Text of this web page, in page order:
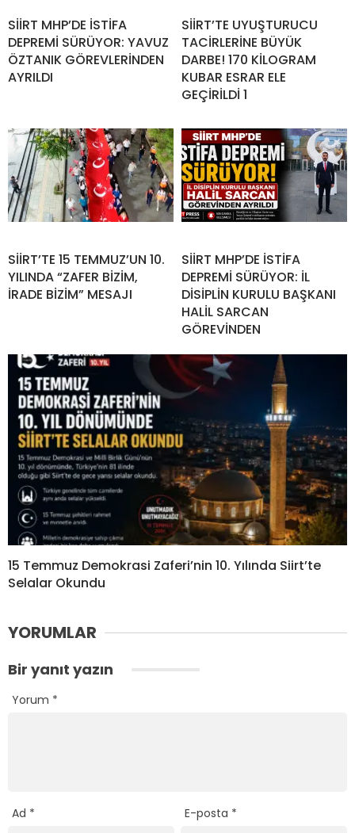
SİİRT MHP’DE İSTİFA
DEPREMİ SÜRÜYOR: YAVUZ
ÖZTANIK GÖREVLERİNDEN
AYRILDI
SİİRT’TE UYUŞTURUCU
TACİRLERİNE BÜYÜK
DARBE! 170 KİLOGRAM
KUBAR ESRAR ELE
GEÇİRİLDİ 1
SİİRT’TE 15 TEMMUZ’UN 10.
YILINDA “ZAFER BİZİM,
İRADE BİZİM” MESAJI
SİİRT MHP’DE İSTİFA
DEPREMİ SÜRÜYOR: İL
DİSİPLİN KURULU BAŞKANI
HALİL SARCAN
GÖREVİNDEN
15 Temmuz Demokrasi Zaferi’nin 10. Yılında Siirt’te
Selalar Okundu
YORUMLAR
Bir yanıt yazın
Yorum *
Ad * E-posta *